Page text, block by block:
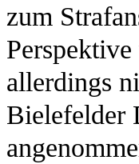
zum
allerdings
Bielefelder